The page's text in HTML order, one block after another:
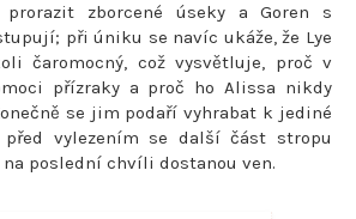
zborcené úseky a Goren s
při úniku se navíc ukáže, že Lye
čaromocný, což vysvětluje, proč v
přízraky a proč ho Alissa nikdy
se jim podaří vyhrabat k jediné
vylezením se další část stropu
poslední chvíli dostanou ven.